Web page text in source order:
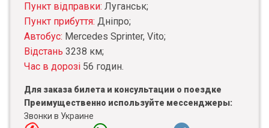
Пункт відправки: Луганськ;
Пункт прибуття: Дніпро;
Автобус: Mercedes Sprinter, Vito;
Відстань 3238 км;
Час в дорозі 56 годин.
Для заказа билета и консультации о поездке
Преимущественно используйте мессенджеры:
Звонки в Украине